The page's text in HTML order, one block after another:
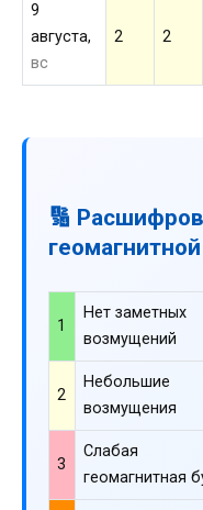
9
августа,
вс
2 2
🔢
1
Нет заметных
возмущений
2
Небольшие
возмущения
3
Слабая
геомагнитная